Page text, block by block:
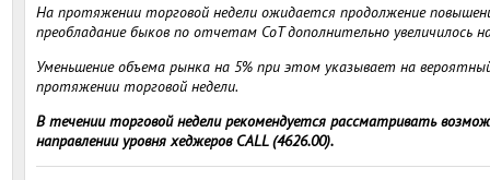
На протяжении торговой недели ожидается продолжение
преобладание быков по отчетам CoT дополнительно увеличилось
Уменьшение объема рынка на 5% при этом указывает на
протяжении торговой недели.
В течении торговой недели рекомендуется рассматривать
направлении уровня хеджеров CALL (4626.00).